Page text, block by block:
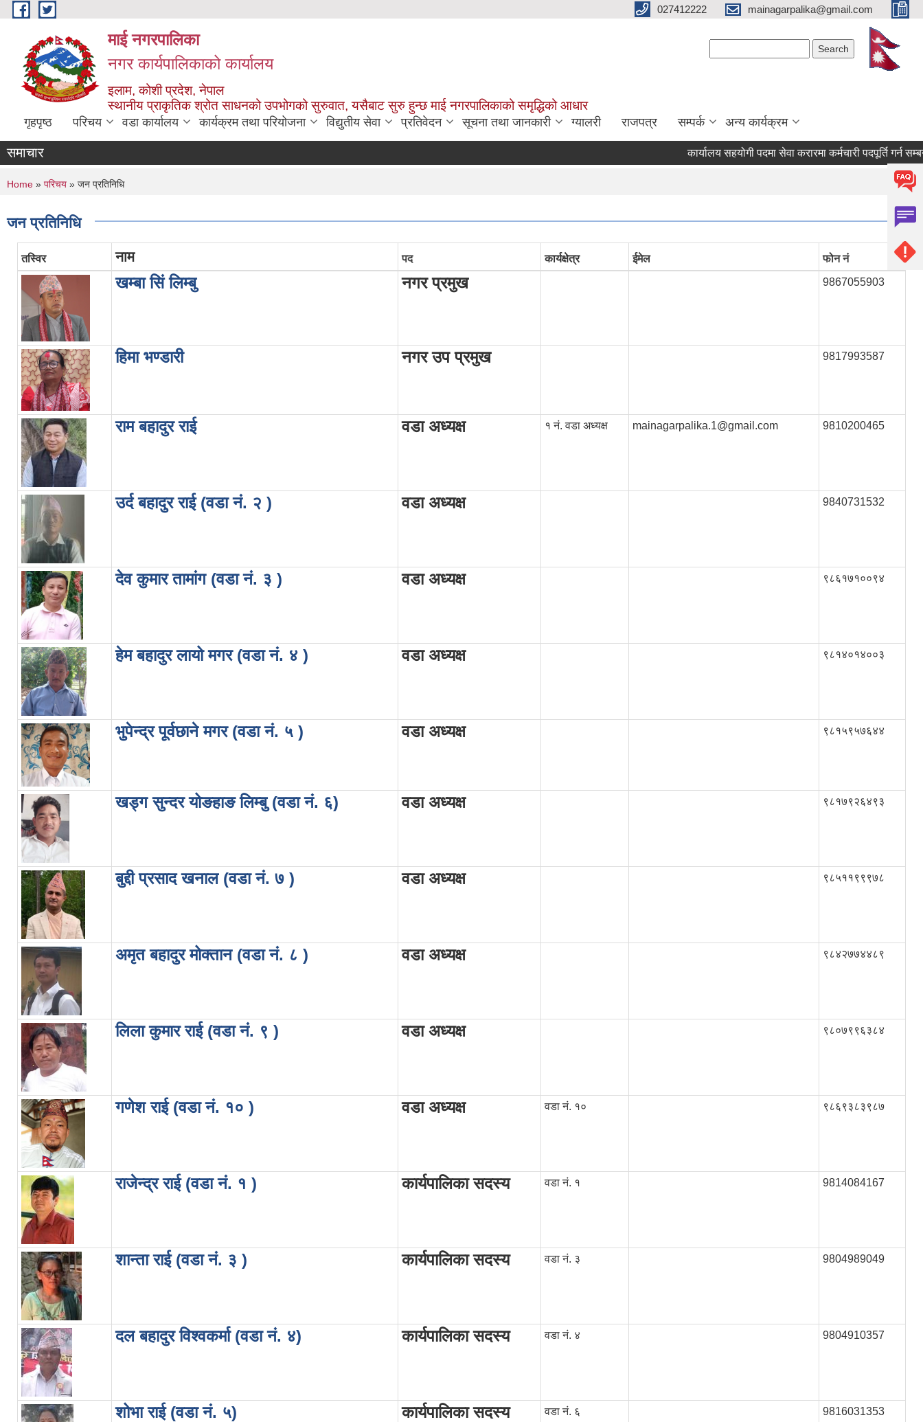
Skip to main content 027412222 mainagarpalika@gmail.com
माई नगरपालिका
नगर कार्यपालिकाको कार्यालय
इलाम, कोशी प्रदेश, नेपाल
स्थानीय प्राकृतिक श्रोत साधनको उपभोगको सुरुवात, यसैबाट सुरु हुन्छ माई नगरपालिकाको समृद्धिको आधार
गृहपृष्ठ परिचय वडा कार्यालय कार्यक्रम तथा परियोजना विद्युतीय सेवा प्रतिवेदन सूचना तथा जानकारी ग्यालरी राजपत्र सम्पर्क अन्य कार्यक्रम
समाचार कार्यालय सहयोगी पदमा सेवा करारमा कर्मचारी पदपूर्ति गर्न सम्बन्धी
You are here
Home » परिचय » जन प्रतिनिधि
जन प्रतिनिधि
तस्विर नाम पद कार्यक्षेत्र ईमेल फोन नं
खम्बा सिं लिम्बु नगर प्रमुख 9867055903
हिमा भण्डारी नगर उप प्रमुख 9817993587
राम बहादुर राई वडा अध्यक्ष १ नं. वडा अध्यक्ष mainagarpalika.1@gmail.com 9810200465
उर्द बहादुर राई (वडा नं. २ ) वडा अध्यक्ष 9840731532
देव कुमार तामांग (वडा नं. ३ ) वडा अध्यक्ष ९८६१७१००९४
हेम बहादुर लायो मगर (वडा नं. ४ ) वडा अध्यक्ष ९८१४०१४००३
भुपेन्द्र पूर्वछाने मगर (वडा नं. ५ ) वडा अध्यक्ष ९८१५९५७६४४
खड्ग सुन्दर योङहाङ लिम्बु (वडा नं. ६) वडा अध्यक्ष ९८१७९२६४९३
बुद्दी प्रसाद खनाल (वडा नं. ७ ) वडा अध्यक्ष ९८५११९९९७८
अमृत बहादुर मोक्तान (वडा नं. ८ ) वडा अध्यक्ष ९८४२७७४४८९
लिला कुमार राई (वडा नं. ९ ) वडा अध्यक्ष ९८०७९९६३८४
गणेश राई (वडा नं. १० ) वडा अध्यक्ष वडा नं. १० ९८६९३८३९८७
राजेन्द्र राई (वडा नं. १ ) कार्यपालिका सदस्य वडा नं. १ 9814084167
शान्ता राई (वडा नं. ३ ) कार्यपालिका सदस्य वडा नं. ३ 9804989049
दल बहादुर विश्वकर्मा (वडा नं. ४) कार्यपालिका सदस्य वडा नं. ४ 9804910357
शोभा राई (वडा नं. ५) कार्यपालिका सदस्य वडा नं. ६ 9816031353